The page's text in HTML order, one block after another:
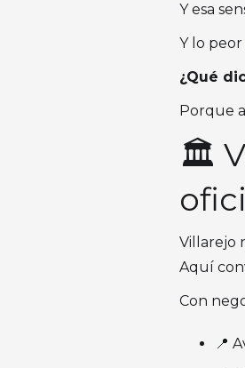
Y esa
Y lo
¿Qué
Porque
🏛️
Villarejo
Aquí
Con
📍